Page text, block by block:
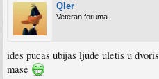
Qler
Veteran foruma
ides pucas ubijas ljude uletis u
mase